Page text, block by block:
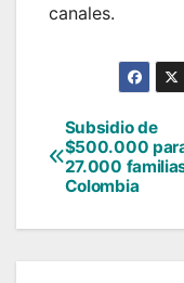
canales.
de
entradas
Subsidio de
$500.000
27.000
Colombia